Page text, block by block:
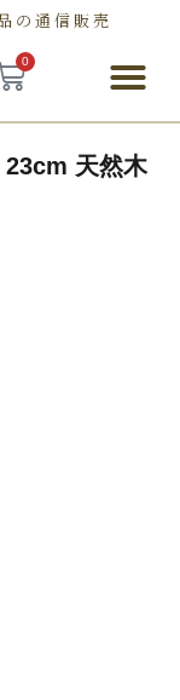
の通信販売
0
23cm 天然木